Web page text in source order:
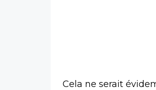
Cela ne serait